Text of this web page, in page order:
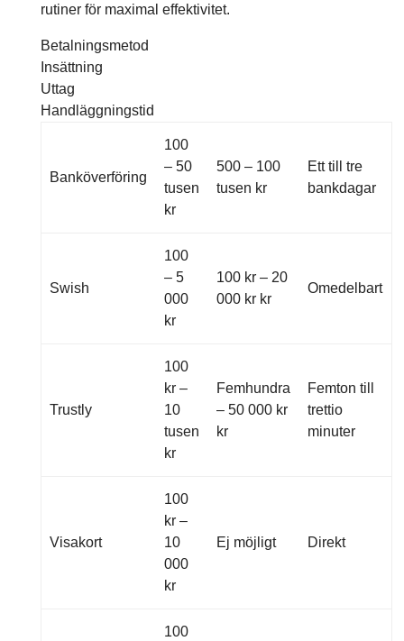
rutiner för maximal effektivitet.
Betalningsmetod
Insättning
Uttag
Handläggningstid
Banköverföring
100
– 50
tusen
kr
500 – 100
tusen kr
Ett till tre
bankdagar
Swish
100
– 5
000
kr
100 kr – 20
000 kr kr
Omedelbart
Trustly
100
kr –
10
tusen
kr
Femhundra
– 50 000 kr
kr
Femton till
trettio
minuter
Visakort
100
kr –
10
000
kr
Ej möjligt Direkt
100